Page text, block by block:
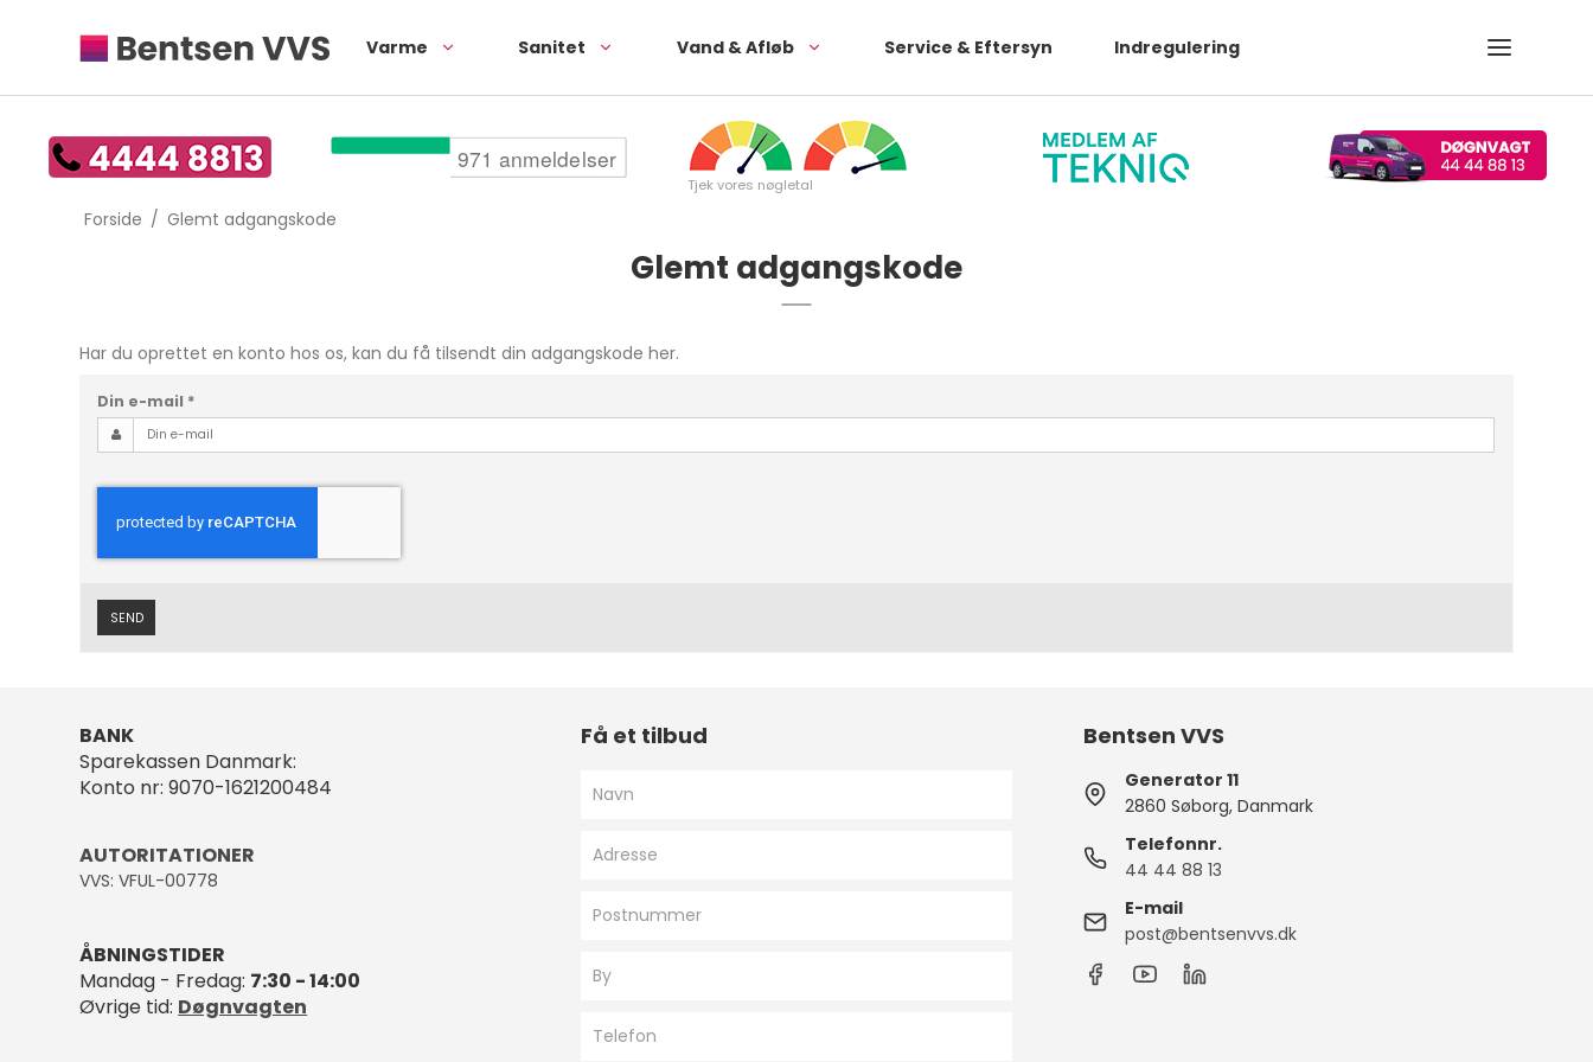
Varme Sanitet Vand & Afløb Service & Eftersyn Indregulering
Tjek vores nøgletal
Forside / Glemt adgangskode
Glemt adgangskode
Har du oprettet en konto hos os, kan du få tilsendt din adgangskode her.
Din e-mail *
SEND
BANK
Sparekassen Danmark:
Konto nr: 9070-1621200484
AUTORITATIONER
VVS: VFUL-00778
ÅBNINGSTIDER
Mandag - Fredag: 7:30 - 14:00
Øvrige tid: Døgnvagten
Få et tilbud Bentsen VVS
Generator 11
2860 Søborg, Danmark
Telefonnr.
44 44 88 13
E-mail
post@bentsenvvs.dk